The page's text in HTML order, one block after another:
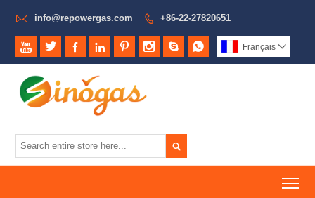
 info@repowergas.com  +86-22-27820651
        Français 
